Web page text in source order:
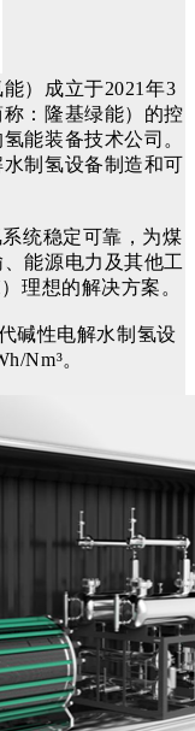
）成立于2021年3
：隆基绿能）的控
能装备技术公司。
制氢设备制造和可
统稳定可靠，为煤
能源电力及其他工
理想的解决方案。
碱性电解水制氢设
Nm³。